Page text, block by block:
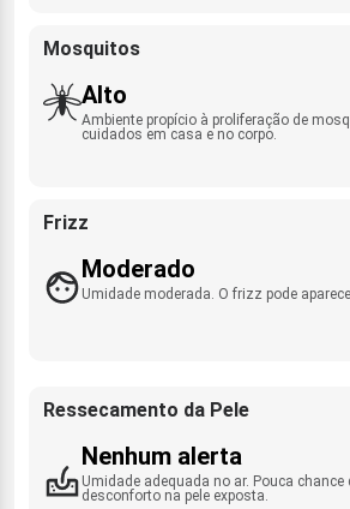
Mosquitos
Alto
Ambiente propício à proliferação de
cuidados em casa e no corpo.
Frizz
Moderado
Umidade moderada. O frizz pode
Ressecamento da Pele
Nenhum alerta
Umidade adequada no ar. Pouca chance
desconforto na pele exposta.